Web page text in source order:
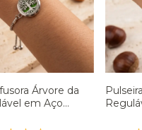
Árvore da
em Aço